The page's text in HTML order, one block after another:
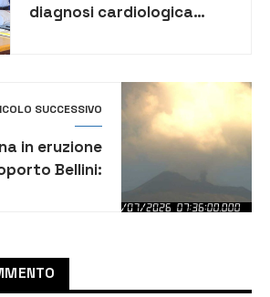
diagnosi cardiologica
SUCCESSIVO
in eruzione
Bellini: